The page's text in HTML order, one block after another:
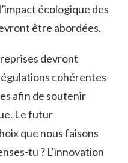
écologique des
être abordées.
devront
cohérentes
afin de soutenir
Le futur
que nous faisons
tu ? L’innovation